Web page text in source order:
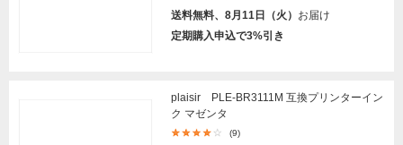
送料無料、8月11日（火） お届け
定期購入申込で3%引き
plaisir PLE-BR3111M 互換プリンターイン
ク マゼンタ
(9)